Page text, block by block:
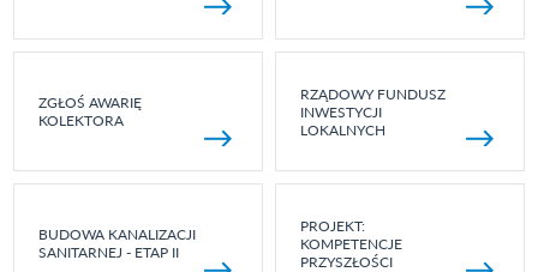
ZGŁOŚ AWARIĘ
KOLEKTORA
RZĄDOWY FUNDUSZ
INWESTYCJI
LOKALNYCH
BUDOWA KANALIZACJI
SANITARNEJ - ETAP II
PROJEKT:
KOMPETENCJE
PRZYSZŁOŚCI